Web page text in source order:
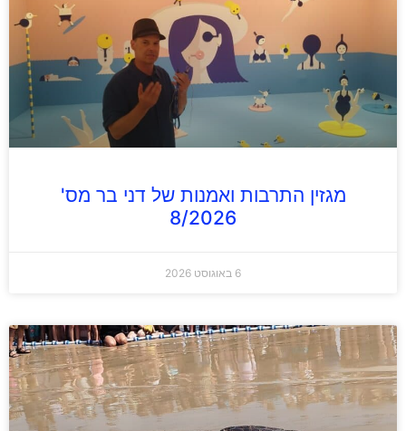
מגזין התרבות ואמנות של דני בר מס'
8/2026
6 באוגוסט 2026